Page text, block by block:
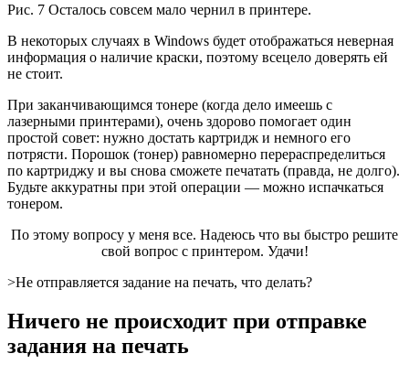
Рис. 7 Осталось совсем мало чернил в принтере.
В некоторых случаях в Windows будет отображаться неверная
информация о наличие краски, поэтому всецело доверять ей
не стоит.
При заканчивающимся тонере (когда дело имеешь с
лазерными принтерами), очень здорово помогает один
простой совет: нужно достать картридж и немного его
потрясти. Порошок (тонер) равномерно перераспределиться
по картриджу и вы снова сможете печатать (правда, не долго).
Будьте аккуратны при этой операции — можно испачкаться
тонером.
По этому вопросу у меня все. Надеюсь что вы быстро решите
свой вопрос с принтером. Удачи!
>Не отправляется задание на печать, что делать?
Ничего не происходит при отправке
задания на печать